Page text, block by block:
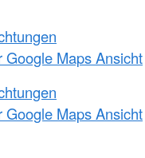
Google Maps Ansicht
Google Maps Ansicht